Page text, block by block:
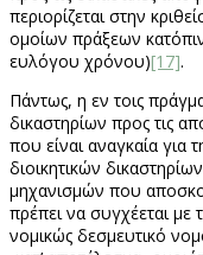
περιορίζεται στην
ομοίων πράξεων
ευλόγου χρόνου)[17].
Πάντως, η εν τοις
δικαστηρίων προς τις
που είναι αναγκαία για
διοικητικών
μηχανισμών που
πρέπει να συγχέεται
νομικώς δεσμευτικό